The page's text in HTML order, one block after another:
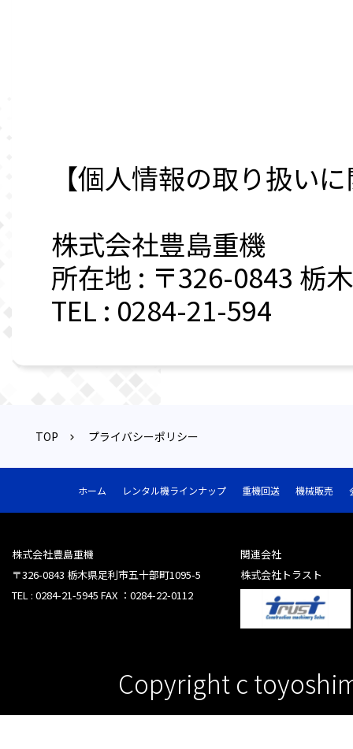
【個人情報の取り扱い
株式会社豊島重機
所在地 : 〒326-0843 栃
TEL : 0284-21-594
TOP プライバシーポリシー
ホーム レンタル機ラインナップ 重機回送 機械販売
株式会社豊島重機
〒326-0843 栃木県足利市五十部町1095-5
TEL : 0284-21-5945 FAX ：0284-22-0112
関連会社
株式会社トラスト
Copyright c